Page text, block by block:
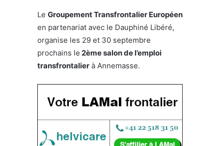
Le Groupement Transfrontalier Européen
en partenariat avec le Dauphiné Libéré,
organise les 29 et 30 septembre
prochains le 2ème salon de l’emploi
transfrontalier à Annemasse.